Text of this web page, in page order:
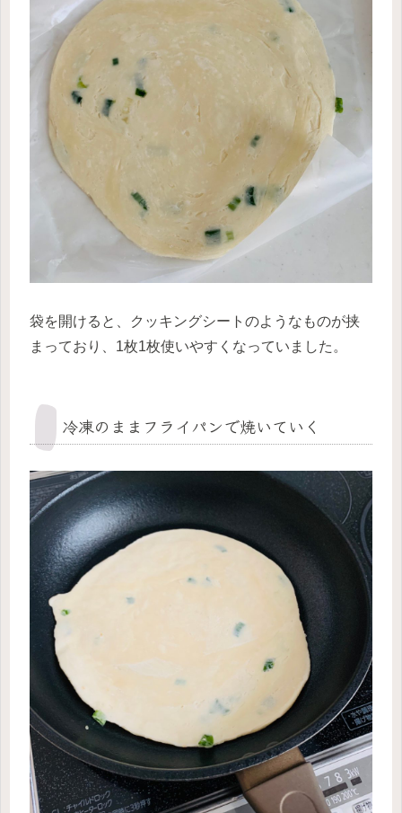
袋を開けると、クッキングシートのようなものが挟
まっており、1枚1枚使いやすくなっていました。
冷凍のままフライパンで焼いていく